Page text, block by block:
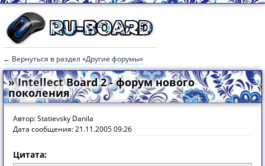
← Вернуться в раздел «Другие форумы»
» Intellect Board 2 - форум нового
поколения
Автор: Statievsky Danila
Дата сообщения: 21.11.2005 09:26
Цитата: